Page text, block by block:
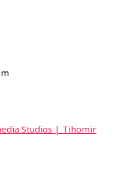
Studios | Tihomir